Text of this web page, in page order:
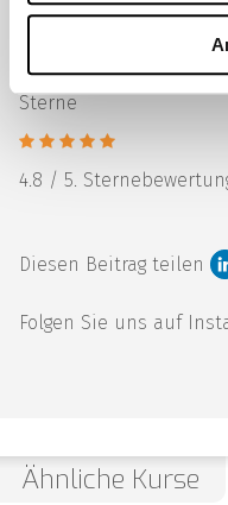
Bitte bewerten Sie
Sterne
4.8 / 5.
Diesen Beitrag teilen
Folgen Sie uns auf
Ähnliche Kurse